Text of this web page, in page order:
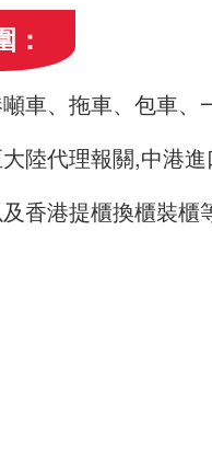
：
車、拖車、包車
陸代理報關,中港進
香港提櫃換櫃裝櫃